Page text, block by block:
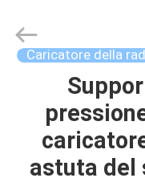
PRODOTTI
Rights
Caricatore della
astuta del